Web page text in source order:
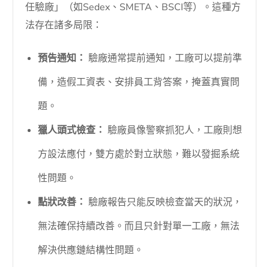
任驗廠」（如Sedex、SMETA、BSCI等）。這種方
法存在諸多局限：
預告通知： 驗廠通常提前通知，工廠可以提前準
備，造假工資表、安排員工背答案，掩蓋真實問
題。
獵人頭式檢查： 驗廠員像警察抓犯人，工廠則想
方設法應付，雙方處於對立狀態，難以發掘系統
性問題。
點狀改善： 驗廠報告只能反映檢查當天的狀況，
無法確保持續改善。而且只針對單一工廠，無法
解決供應鏈結構性問題。